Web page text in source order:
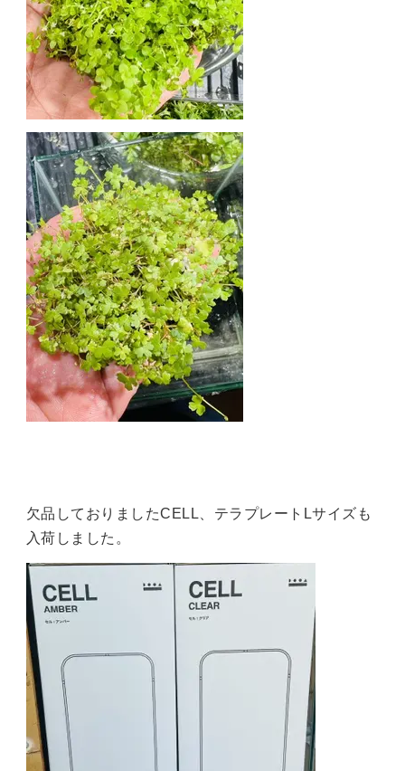
欠品しておりましたCELL、テラプレートLサイズも
入荷しました。